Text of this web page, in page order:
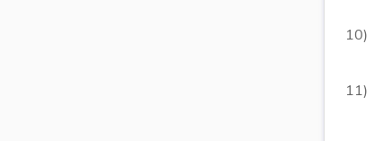
10)
11)